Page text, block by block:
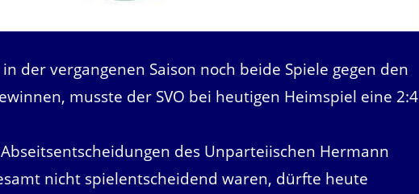
der vergangenen Saison noch beide Spiele gegen den
musste der SVO bei heutigen Heimspiel eine 2:4
des Unparteiischen Hermann
nicht spielentscheidend waren, dürfte heute